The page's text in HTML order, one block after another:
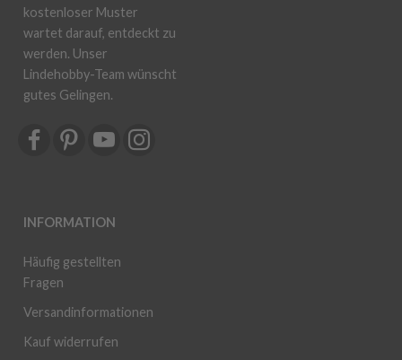
kostenloser Muster
wartet darauf, entdeckt zu
werden. Unser
Lindehobby-Team wünscht
gutes Gelingen.
INFORMATION
Häufig gestellten
Fragen
Versandinformationen
Kauf widerrufen